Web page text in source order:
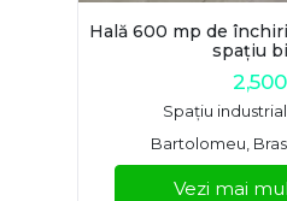
Hală 600 mp de
spațiu
Spațiu
Bartolomeu,
Vezi mai